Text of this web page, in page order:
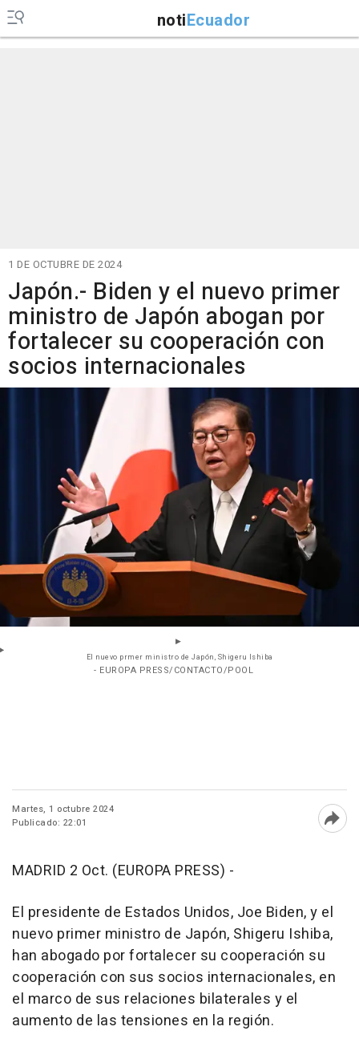
notiEcuador
1 DE OCTUBRE DE 2024
Japón.- Biden y el nuevo primer
ministro de Japón abogan por
fortalecer su cooperación con
socios internacionales
El nuevo prmer ministro de Japón, Shigeru Ishiba
- EUROPA PRESS/CONTACTO/POOL
Martes, 1 octubre 2024
Publicado: 22:01
MADRID 2 Oct. (EUROPA PRESS) -
El presidente de Estados Unidos, Joe Biden, y el
nuevo primer ministro de Japón, Shigeru Ishiba,
han abogado por fortalecer su cooperación su
cooperación con sus socios internacionales, en
el marco de sus relaciones bilaterales y el
aumento de las tensiones en la región.